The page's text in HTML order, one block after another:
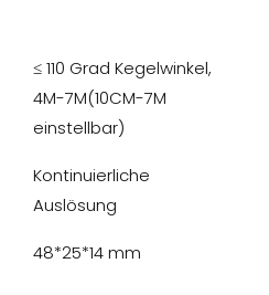
≤ 110 Grad Kegelwinkel,
4M-7M(10CM-7M
einstellbar)
Kontinuierliche
Auslösung
48*25*14 mm